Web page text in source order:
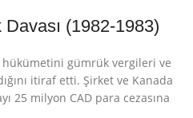
(1982-1983)
hükümetini gümrük vergileri ve
itiraf etti. Şirket ve Kanada
25 milyon CAD para cezasına